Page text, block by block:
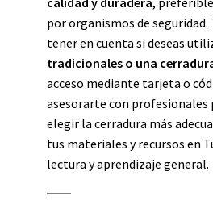
por organismos de seguridad.
tener en cuenta si deseas
tradicionales o una
acceso mediante tarjeta o
asesorarte con profesionales
elegir la cerradura más
tus materiales y recursos en
lectura y aprendizaje general.